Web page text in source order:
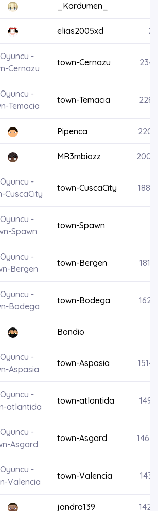
_Kardumen_
elias2005xd
town-Cernazu
town-Temacia
Pipenca
MR3mbiozz
town-CuscaCity
town-Spawn
town-Bergen
town-Bodega
Bondio
town-Aspasia
town-atlantida
town-Asgard
town-Valencia
jandra139